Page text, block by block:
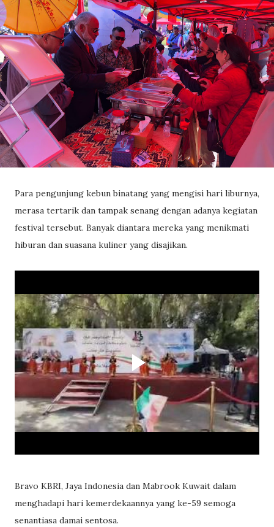
Para pengunjung kebun binatang yang mengisi hari liburnya,
merasa tertarik dan tampak senang dengan adanya kegiatan
festival tersebut. Banyak diantara mereka yang menikmati
hiburan dan suasana kuliner yang disajikan.
Bravo KBRI, Jaya Indonesia dan Mabrook Kuwait dalam
menghadapi hari kemerdekaannya yang ke-59 semoga
senantiasa damai sentosa.